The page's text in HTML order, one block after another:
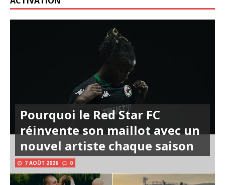
Pourquoi le Red Star FC
réinvente son maillot avec un
nouvel artiste chaque saison
7 AOÛT 2026 0